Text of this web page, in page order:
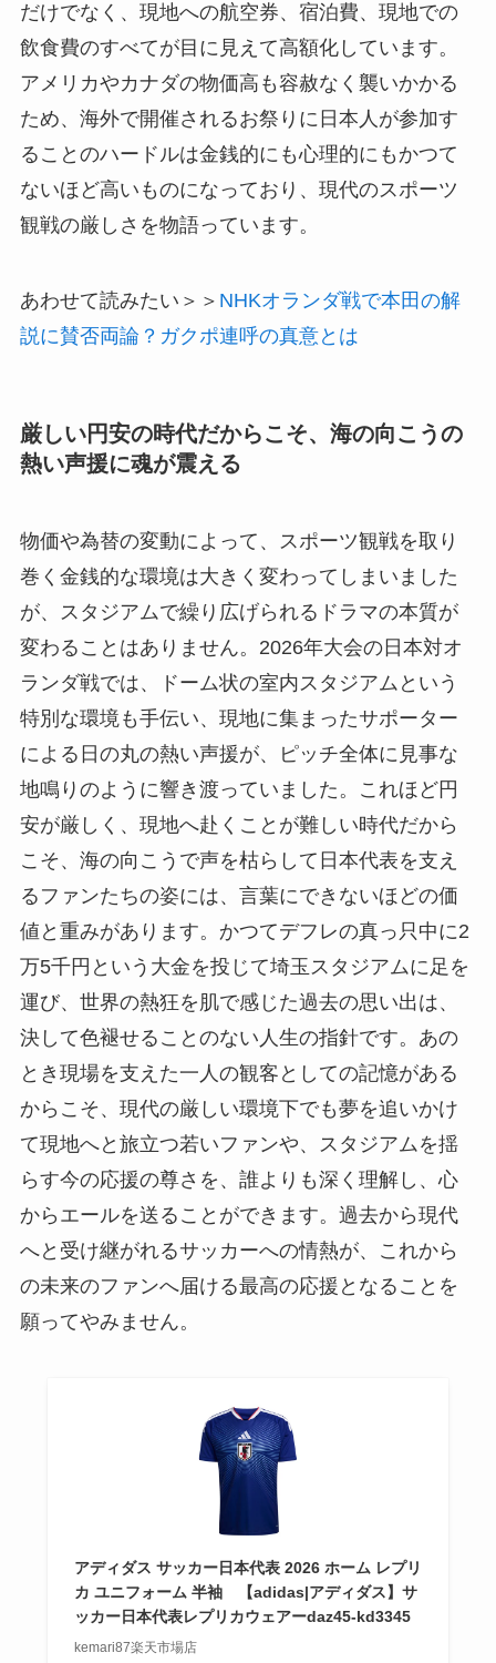
だけでなく、現地への航空券、宿泊費、現地での
飲食費のすべてが目に見えて高額化しています。
アメリカやカナダの物価高も容赦なく襲いかかる
ため、海外で開催されるお祭りに日本人が参加す
ることのハードルは金銭的にも心理的にもかつて
ないほど高いものになっており、現代のスポーツ
観戦の厳しさを物語っています。
あわせて読みたい＞＞ NHKオランダ戦で本田の解
説に賛否両論？ガクポ連呼の真意とは
厳しい円安の時代だからこそ、海の向こうの
熱い声援に魂が震える
物価や為替の変動によって、スポーツ観戦を取り
巻く金銭的な環境は大きく変わってしまいました
が、スタジアムで繰り広げられるドラマの本質が
変わることはありません。2026年大会の日本対オ
ランダ戦では、ドーム状の室内スタジアムという
特別な環境も手伝い、現地に集まったサポーター
による日の丸の熱い声援が、ピッチ全体に見事な
地鳴りのように響き渡っていました。これほど円
安が厳しく、現地へ赴くことが難しい時代だから
こそ、海の向こうで声を枯らして日本代表を支え
るファンたちの姿には、言葉にできないほどの価
値と重みがあります。かつてデフレの真っ只中に2
万5千円という大金を投じて埼玉スタジアムに足を
運び、世界の熱狂を肌で感じた過去の思い出は、
決して色褪せることのない人生の指針です。あの
とき現場を支えた一人の観客としての記憶がある
からこそ、現代の厳しい環境下でも夢を追いかけ
て現地へと旅立つ若いファンや、スタジアムを揺
らす今の応援の尊さを、誰よりも深く理解し、心
からエールを送ることができます。過去から現代
へと受け継がれるサッカーへの情熱が、これから
の未来のファンへ届ける最高の応援となることを
願ってやみません。
アディダス サッカー日本代表 2026 ホーム レプリ
カ ユニフォーム 半袖 【adidas|アディダス】サ
ッカー日本代表レプリカウェアーdaz45-kd3345
kemari87楽天市場店